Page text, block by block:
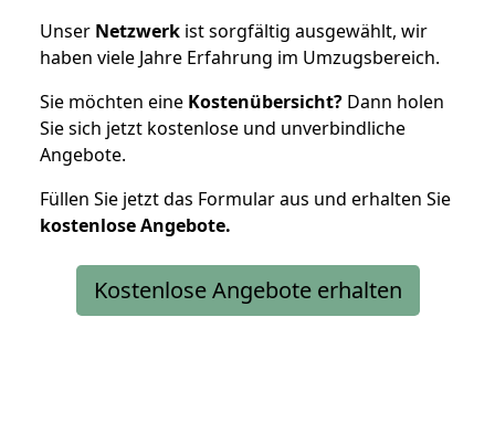
Unser Netzwerk ist sorgfältig ausgewählt, wir
haben viele Jahre Erfahrung im Umzugsbereich.
Sie möchten eine Kostenübersicht? Dann holen
Sie sich jetzt kostenlose und unverbindliche
Angebote.
Füllen Sie jetzt das Formular aus und erhalten Sie
kostenloseAngebote.
Kostenlose Angebote erhalten